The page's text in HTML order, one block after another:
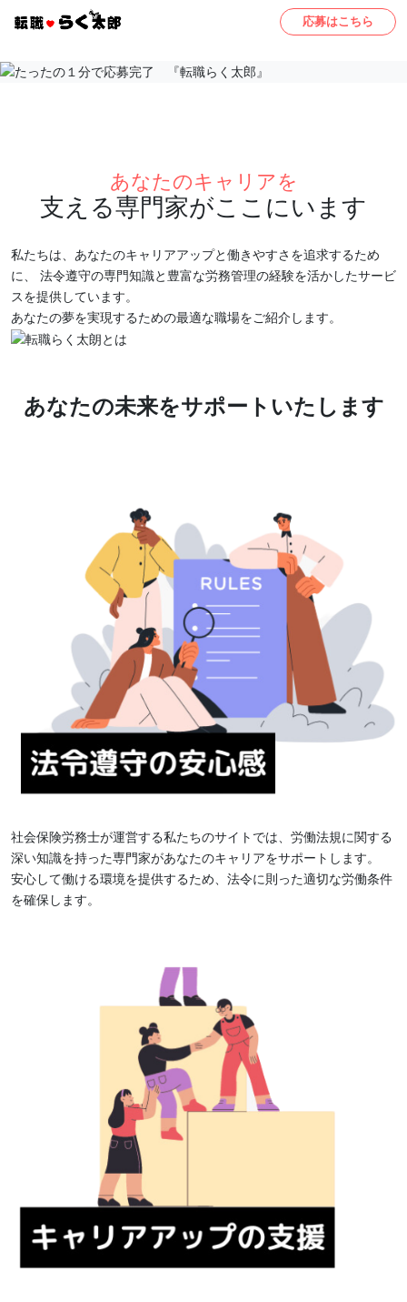
応募はこちら
あなたのキャリアを
支える専門家がここにいます
私たちは、あなたのキャリアアップと働きやすさを追求するため
に、
法令遵守の専門知識と豊富な労務管理の経験を活かしたサービ
スを提供しています。
あなたの夢を実現するための最適な職場をご紹介します。
あなたの未来をサポートいたします
社会保険労務士が運営する私たちのサイトでは、労働法規に関する
深い知識を持った専門家があなたのキャリアをサポートします。
安心して働ける環境を提供するため、法令に則った適切な労働条件
を確保します。